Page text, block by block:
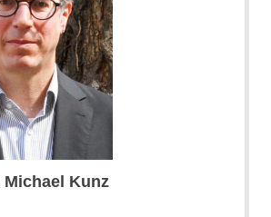
Michael Kunz